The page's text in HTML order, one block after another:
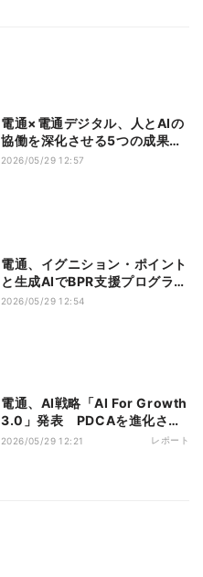
電通×電通デジタル、人とAIの
協働を深化させる5つの成果を
人工知能学会で発表へ
2026/05/29 12:57
電通、イグニション・ポイント
と生成AIでBPR支援プログラム
を提供開始
2026/05/29 12:54
電通、AI戦略「AI For Growth
3.0」発表 PDCAを進化させ
た「PSDCA」とは
2026/05/29 12:21 レポート